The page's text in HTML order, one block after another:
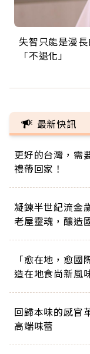
失智只能是漫
「不退化」
來自剛果的巧
的家，我連作
63歲卸矽谷副
丑」走進安養
104歲打破金氏
手，分享長壽
事業巔峰他選
巨蛋！連CNN都
最新快訊
更好的台灣，需
禮帶回家！
凝鍊半世紀流金
老屋靈魂，釀造
「愈在地，愈
造在地食尚新風
回歸本味的感官
高端味蕾